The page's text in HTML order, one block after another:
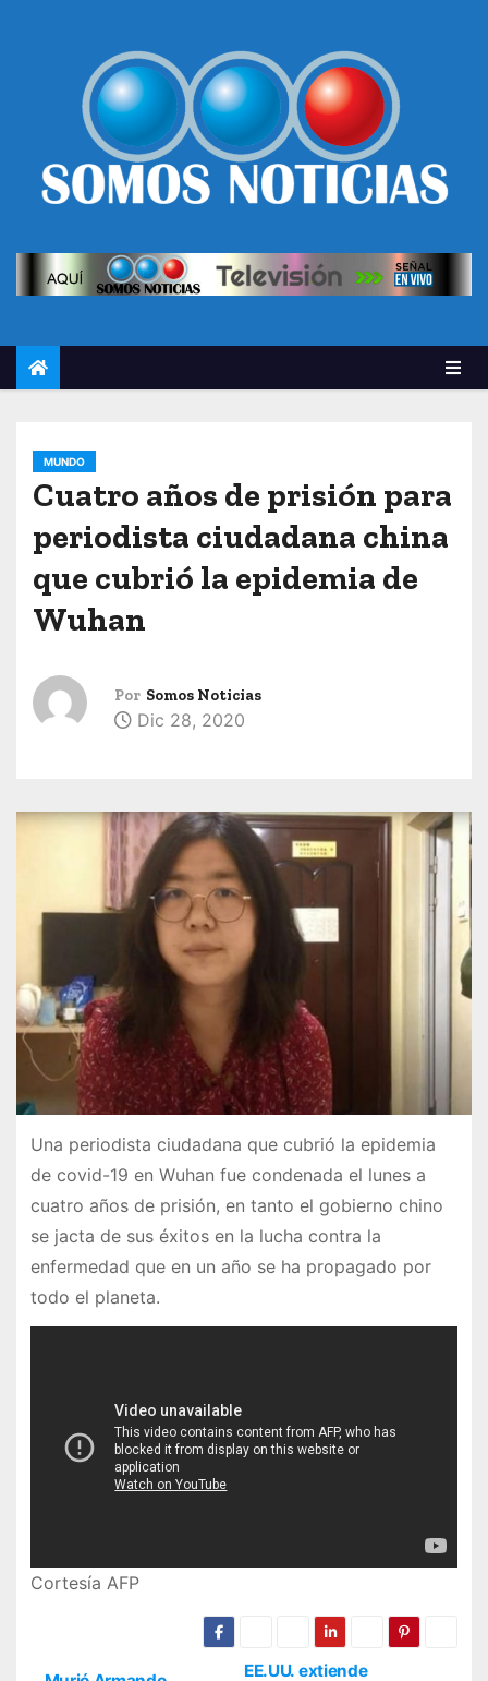
MUNDO
Cuatro años de prisión para
periodista ciudadana china
que cubrió la epidemia de
Wuhan
Por Somos Noticias
Dic 28, 2020
Una periodista ciudadana que cubrió la epidemia
de covid-19 en Wuhan fue condenada el lunes a
cuatro años de prisión, en tanto el gobierno chino
se jacta de sus éxitos en la lucha contra la
enfermedad que en un año se ha propagado por
todo el planeta.
Cortesía AFP
EE.UU. extiende